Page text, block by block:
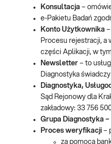
Konsultacja –
e-Pakietu Badań
Konto Użytkownika
Procesu rejestracji, a
części Aplikacji, w
Newsletter – to
Diagnostyka
Diagnostyka,
Sąd Rejonowy dla
zakładowy: 33 756 500
Grupa Diagnostyka –
Proces weryfikacji –
za pomocą